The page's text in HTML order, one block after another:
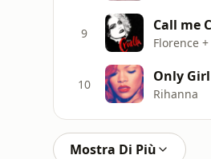
9 Call me
Florence
10 Only
Rihanna
Mostra Di Più